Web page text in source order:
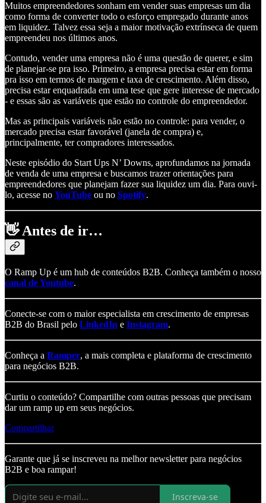
Muitos empreendedores sonham em vender suas empresas um dia
como forma de converter todo o esforço empregado durante anos
em liquidez. Talvez essa seja a maior motivação extrínseca de quem
empreendeu nos últimos anos.
Contudo, vender uma empresa não é uma questão de querer, e sim
de planejar-se pra isso. Primeiro, a empresa precisa estar em forma
pra isso em termos de margem e taxa de crescimento. Além disso,
precisa estar enquadrada em uma tese que gere interesse de mercado
- e essas são as variáveis que estão no controle do empreendedor.
Mas as principais variáveis não estão no controle: para vender, o
mercado precisa estar favorável (janela de compra) e,
principalmente, ter compradores interessados.
Neste episódio do Start Ups N’ Downs, aprofundamos na jornada
de venda de uma empresa e buscamos trazer orientações para
empreendedores que planejam fazer sua liquidez um dia. Para ouvi-
lo, acesse no YouTube ou no Spotify.
👋Antes de ir…
O Ramp Up é um hub de conteúdos B2B. Conheça também o nosso
canal de Youtube.
Conecte-se com o maior especialista em crescimento de empresas
B2B do Brasil pelo LinkedIn e Instagram.
Conheça a Ramper, a mais completa e plataforma de crescimento
para negócios B2B.
Curtiu o conteúdo? Compartilhe com outras pessoas que precisam
dar um ramp up em seus negócios.
Compartilhar
Garante que já se inscreveu na melhor newsletter para negócios
B2B e boa rampar!
Inscreva-se